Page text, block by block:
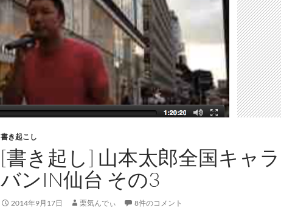
書き起こし
[書き起し] 山本太郎全国キャラ
バンIN仙台 その3
2014年9月17日 栗気んでぃ 8件のコメント